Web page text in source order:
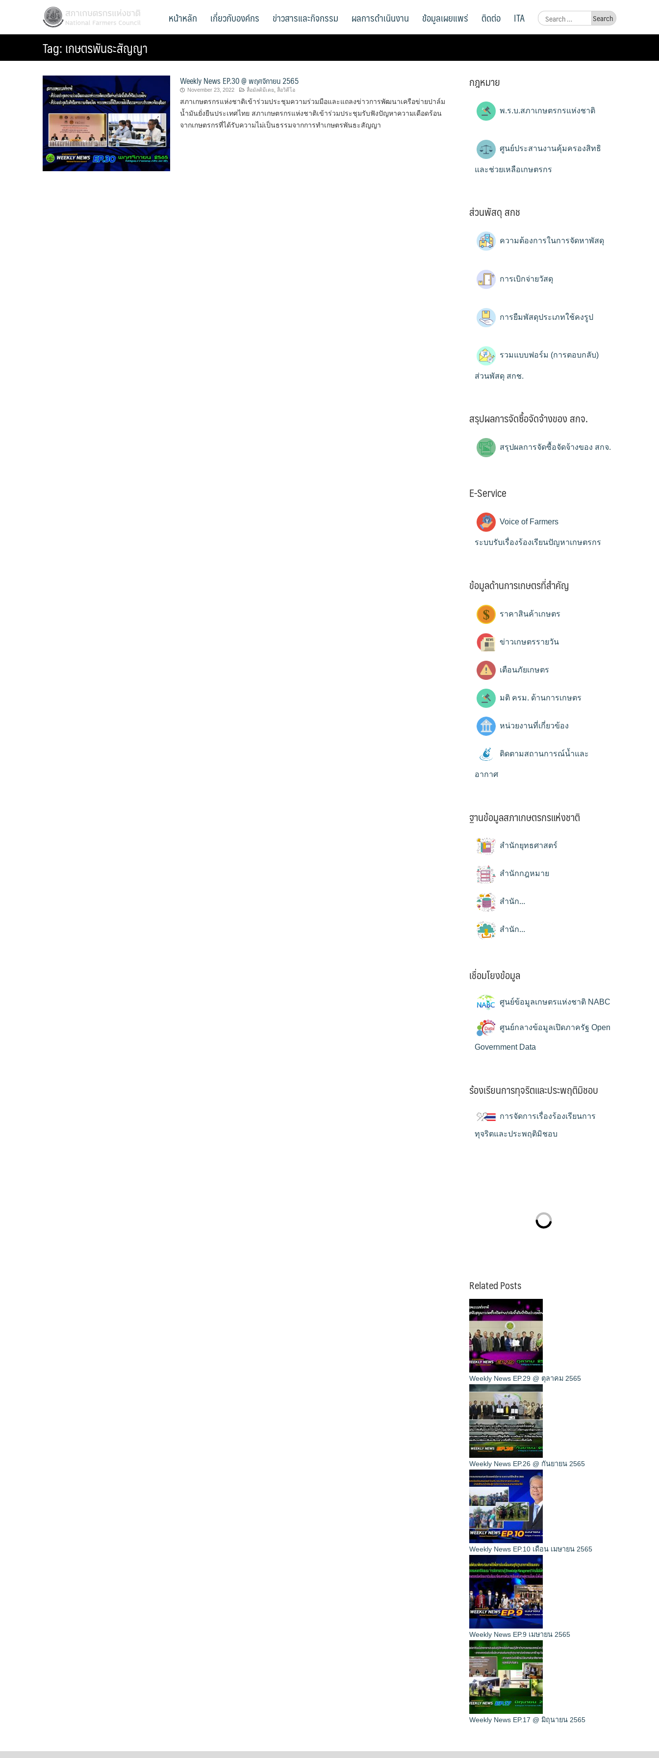
สภาเกษตรกรแห่งชาติ
National Farmers Council
Search
for:
หน้าหลัก เกี่ยวกับองค์กร ข่าวสารและกิจกรรม ผลการดำเนินงาน ข้อมูลเผยแพร่ ติดต่อ ITA
Tag:เกษตรพันธะสัญญา
Weekly News EP.30 @ พฤศจิกายน 2565
November 23, 2022 สื่อมัลติมีเดย, สื่อวิดีโอ
สภาเกษตรกรแห่งชาติเข้าร่วมประชุมความร่วมมือและแถลงข่าวการพัฒนาเครือข่ายปาล์ม
น้ำมันยั่งยืนประเทศไทย สภาเกษตรกรแห่งชาติเข้าร่วมประชุมรับฟังปัญหาความเดือดร้อน
จากเกษตรกรที่ได้รับความไม่เป็นธรรมจากการทำเกษตรพันธะสัญญา
กฎหมาย
พ.ร.บ.สภาเกษตรกรแห่งชาติ
ศูนย์ประสานงานคุ้มครองสิทธิ
และช่วยเหลือเกษตรกร
ส่วนพัสดุ สกช
ความต้องการในการจัดหาพัสดุ
การเบิกจ่ายวัสดุ
การยืมพัสดุประเภทใช้คงรูป
รวมแบบฟอร์ม (การตอบกลับ)
ส่วนพัสดุ สกช.
สรุปผลการจัดซื้อจัดจ้างของ สกจ.
สรุปผลการจัดซื้อจัดจ้างของ สกจ.
E-Service
Voice of Farmers
ระบบรับเรื่องร้องเรียนปัญหาเกษตรกร
ข้อมูลด้านการเกษตรที่สำคัญ
ราคาสินค้าเกษตร
ข่าวเกษตรรายวัน
เตือนภัยเกษตร
มติ ครม. ด้านการเกษตร
หน่วยงานที่เกี่ยวข้อง
ติดตามสถานการณ์น้ำและ
อากาศ
ฐานข้อมูลสภาเกษตรกรแห่งชาติ
สำนักยุทธศาสตร์
สำนักกฎหมาย
สำนัก...
สำนัก...
เชื่อมโยงข้อมูล
ศูนย์ข้อมูลเกษตรแห่งชาติ NABC
ศูนย์กลางข้อมูลเปิดภาครัฐ Open
Government Data
ร้องเรียนการทุจริตและประพฤติมิชอบ
การจัดการเรื่องร้องเรียนการ
ทุจริตและประพฤติมิชอบ
Related Posts
Weekly News EP.29 @ ตุลาคม 2565
Weekly News EP.26 @ กันยายน 2565
Weekly News EP.10 เดือน เมษายน 2565
Weekly News EP.9 เมษายน 2565
Weekly News EP.17 @ มิถุนายน 2565